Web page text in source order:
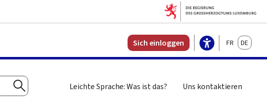
Sich einloggen FrançaisDeutsch
Suchen
Leichte Sprache: Was ist das? Uns kontaktieren